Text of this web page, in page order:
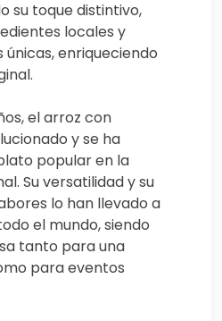
su toque distintivo,
locales y
enriqueciendo
el arroz con
y se ha
popular en la
Su versatilidad y su
lo han llevado a
el mundo, siendo
tanto para una
para eventos